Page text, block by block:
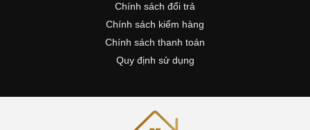
Chính sách đổi trả
Chính sách kiểm hàng
Chính sách thanh toán
Quy định sử dụng